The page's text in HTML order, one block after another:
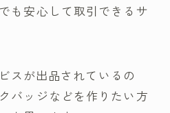
も安心して取引できるサ
スが出品されているの
バッジなどを作りたい方